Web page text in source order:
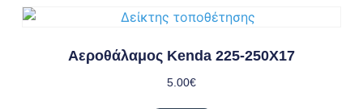
Αεροθάλαμος Kenda 225-250X17
5.00€